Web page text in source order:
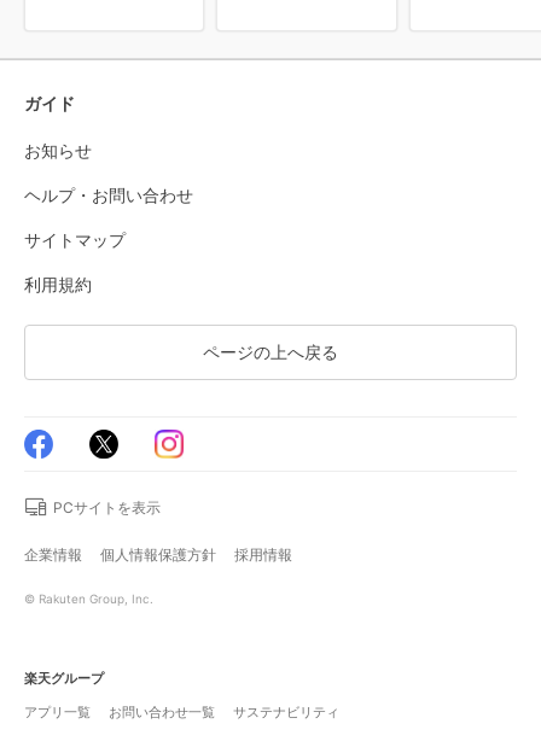
ガイド
お知らせ
ヘルプ・お問い合わせ
サイトマップ
利用規約
ページの上へ戻る
PCサイトを表示
企業情報 個人情報保護方針 採用情報
© Rakuten Group, Inc.
楽天グループ
アプリ一覧
お問い合わせ一覧 サステナビリティ